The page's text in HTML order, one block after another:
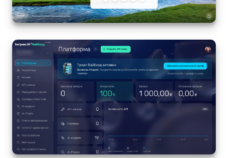
Изменения в статьях (архив)
ПОЛУЧИТЬ БЕСПЛАТНО
ВХОД